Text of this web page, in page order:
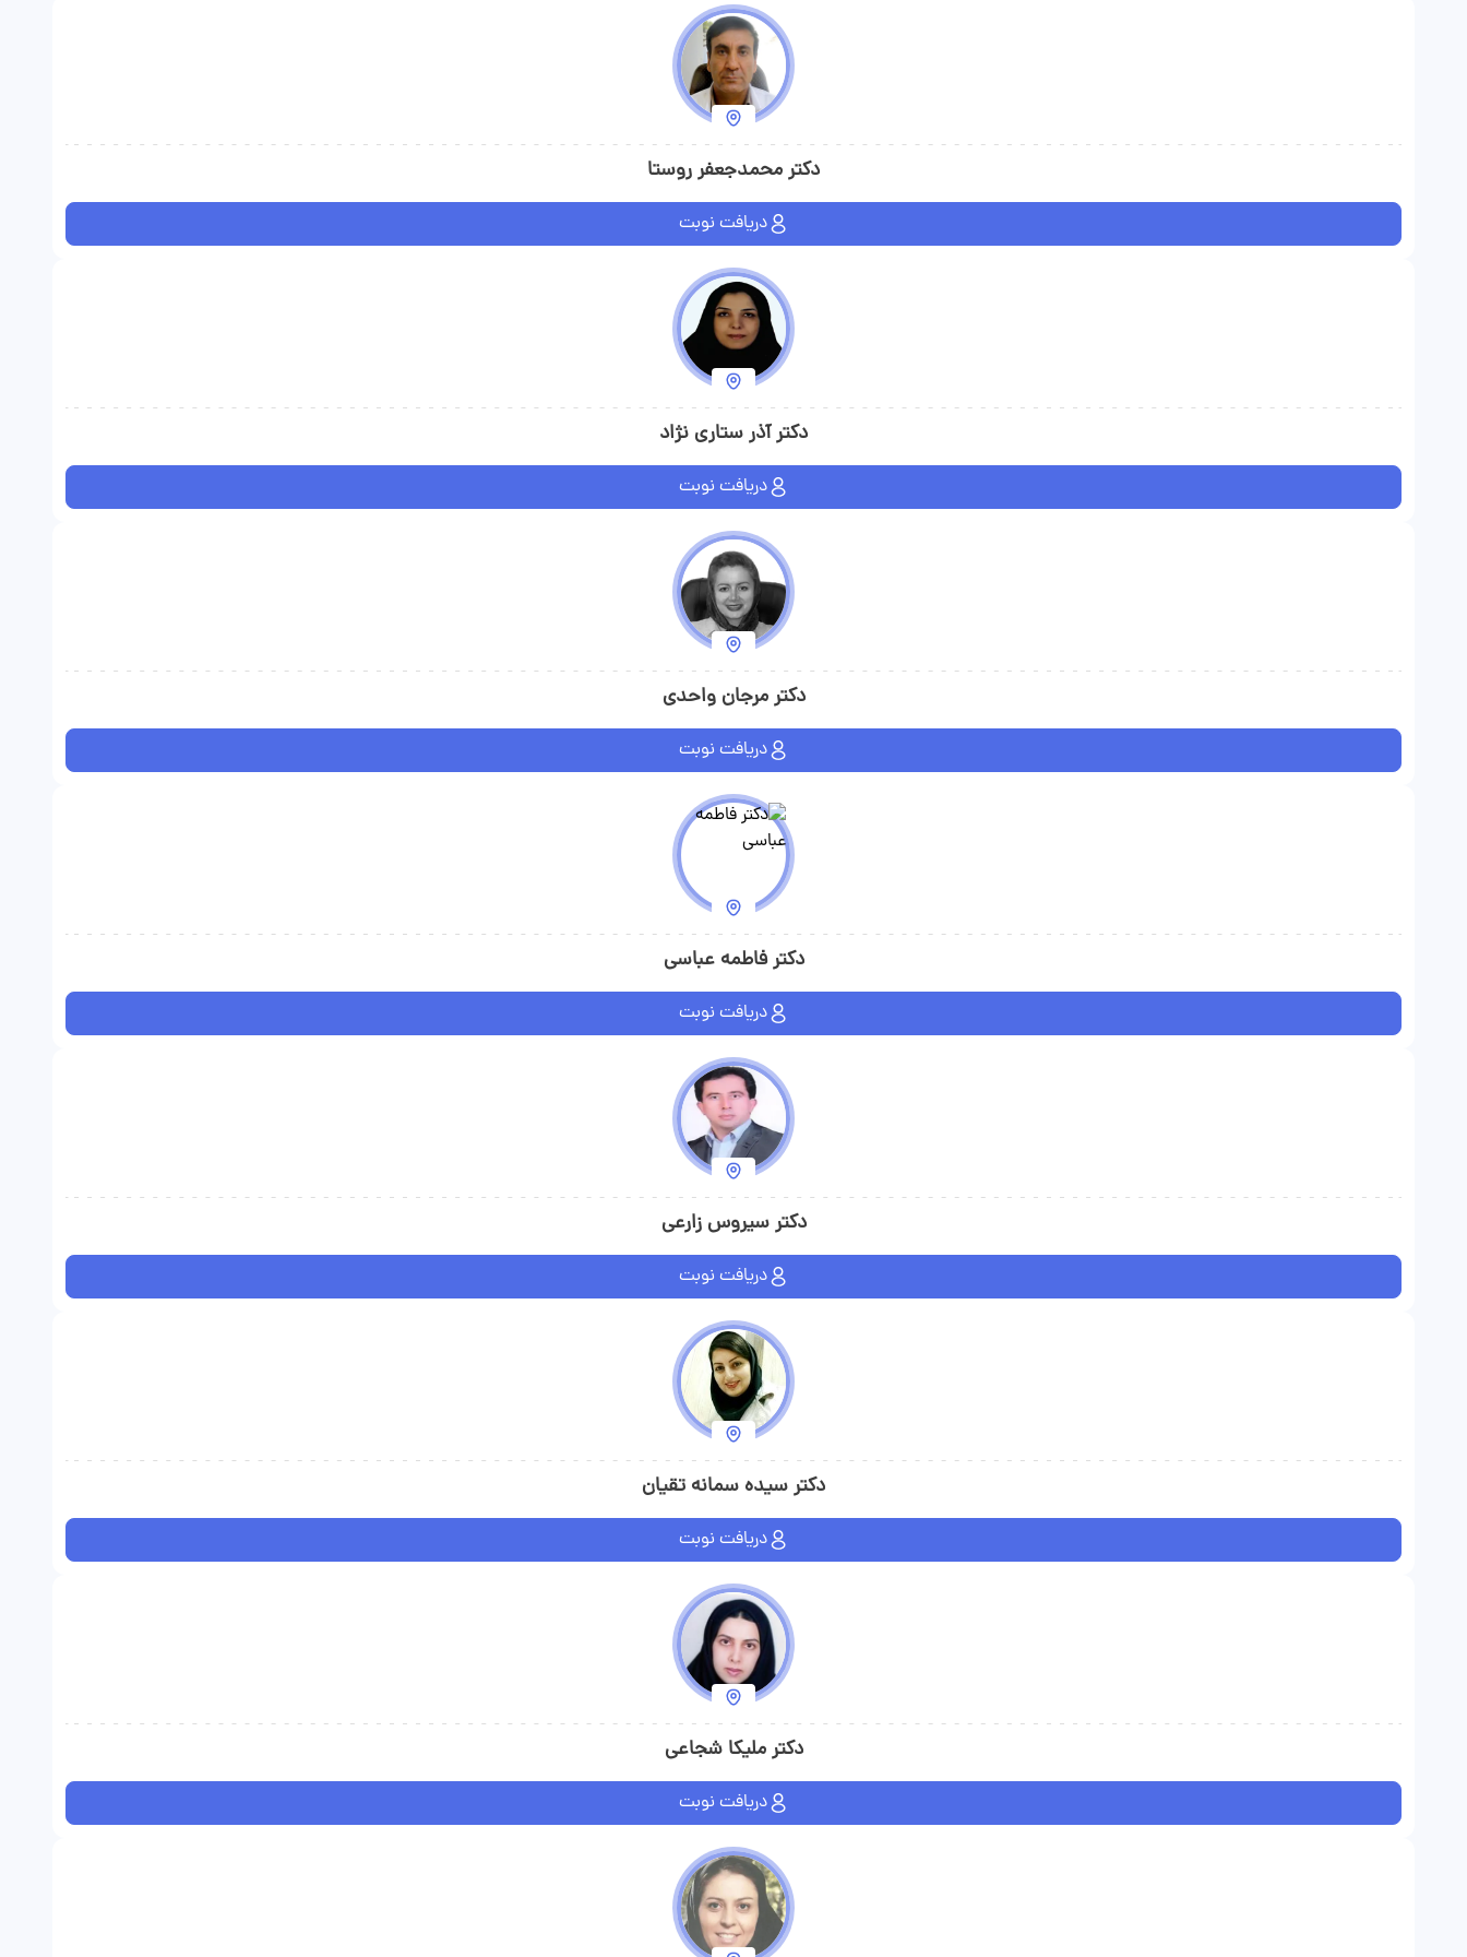
دکتر محمدجعفر روستا
دریافت نوبت
دکتر آذر ستاری نژاد
دریافت نوبت
دکتر مرجان واحدی
دریافت نوبت
دکتر فاطمه عباسی
دریافت نوبت
دکتر سیروس زارعی
دریافت نوبت
دکتر سیده سمانه تقیان
دریافت نوبت
دکتر ملیکا شجاعی
دریافت نوبت